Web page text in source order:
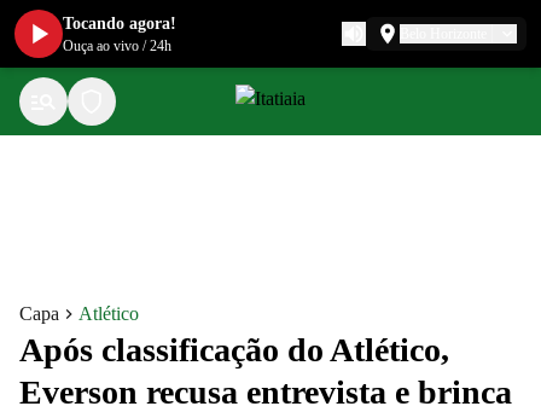
Capa Atlético
Após classificação do Atlético,
Everson recusa entrevista e brinca
Tocando agora!
Ouça ao vivo /24h